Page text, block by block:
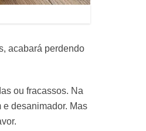
acabará perdendo
ou fracassos. Na
desanimador. Mas